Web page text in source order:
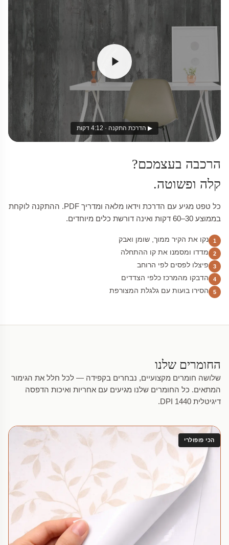
▶ הדרכת התקנה · 4:12 דקות
הרכבה בעצמכם?
קלה ופשוטה.
כל טפט מגיע עם הדרכת וידאו מלאה ומדריך PDF. ההתקנה לוקחת
בממוצע 30–60 דקות ואינה דורשת כלים מיוחדים.
1 נקו את הקיר ממוך, שומן ואבק
2 מדדו ומסמנו את קו ההתחלה
3 פיצלו לפסים לפי הרוחב
4 הדבקו מהמרכז כלפי הצדדים
5 הסירו בועות עם גלגלת המצורפת
החומרים שלנו
שלושה חומרים מקצועיים, נבחרים בקפידה — לכל חלל את הגימור
המתאים. כל החומרים שלנו מגיעים עם אחריות ואיכות הדפסה
דיגיטלית 1440 DPI.
הכי פופולרי